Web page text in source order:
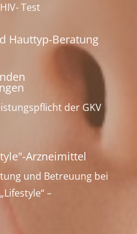
Test
Hauttyp-Beratung
der GKV
Arzneimittel
und Betreuung bei
–